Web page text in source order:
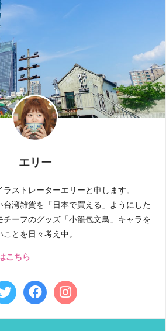
エリー
ストレーターエリーと申します。
台湾雑貨を「日本で買える」ようにした
チーフのグッズ「小籠包文鳥」キャラを
とを日々考え中。
こちら